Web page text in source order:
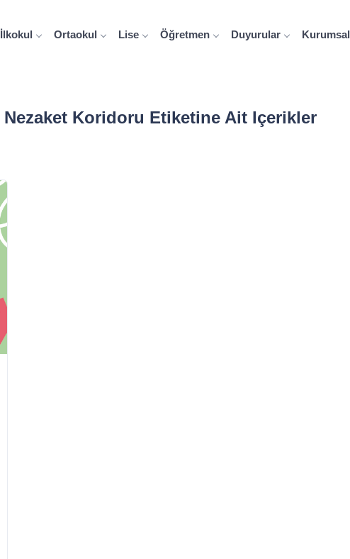
İlkokul Ortaokul Lise Öğretmen Duyurular Kurumsal
Nezaket Koridoru Etiketine Ait Içerikler